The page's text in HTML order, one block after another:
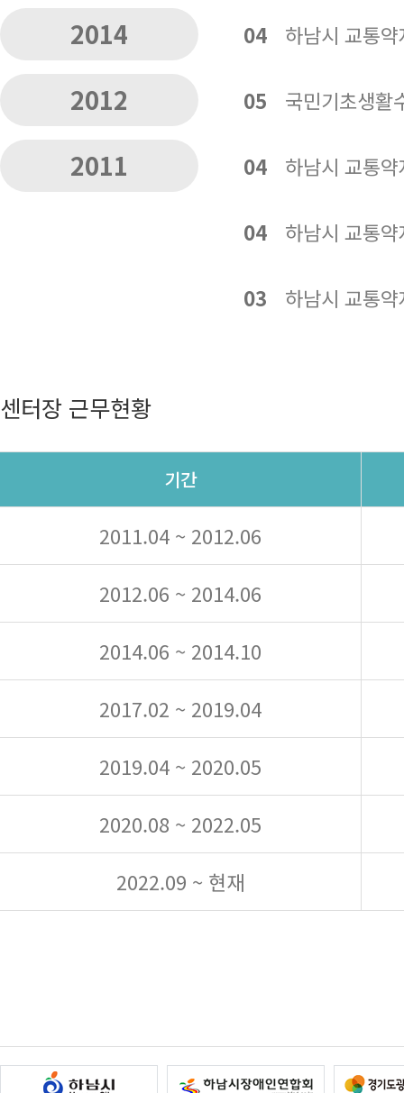
2014
2012
2011
04 하남시 교통
05 국민기초생활
04 하남시 교통
04 하남시 교통
03 하남시 교통
센터장 근무현황
기간
2011.04 ~ 2012.06
2012.06 ~ 2014.06
2014.06 ~ 2014.10
2017.02 ~ 2019.04
2019.04 ~ 2020.05
2020.08 ~ 2022.05
2022.09 ~ 현재